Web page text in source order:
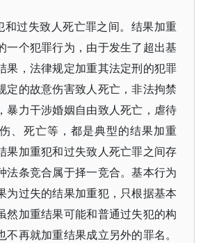
和过失致人死亡罪之间。结果加重
一个犯罪行为，由于发生了超出基
果，法律规定加重其法定刑的犯罪
定的故意伤害致人死亡，非法拘禁
暴力干涉婚姻自由致人死亡，虐待
、死亡等，都是典型的结果加重
果加重犯和过失致人死亡罪之间存
法条竞合属于择一竞合。基本行为
为过失的结果加重犯，只根据基本
然加重结果可能和普通过失犯的构
不再就加重结果成立另外的罪名。